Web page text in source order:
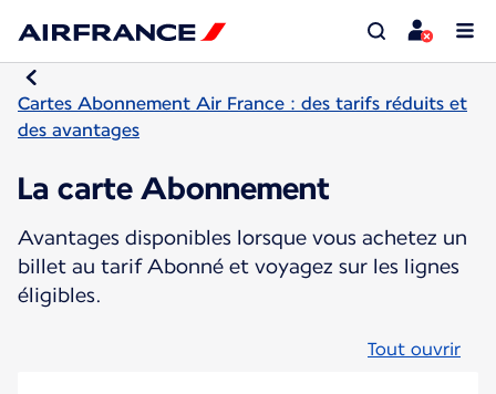
Cartes Abonnement Air France : des tarifs réduits et
des avantages
La carte Abonnement
Avantages disponibles lorsque vous achetez un
billet au tarif Abonné et voyagez sur les lignes
éligibles.
Tout ouvrir